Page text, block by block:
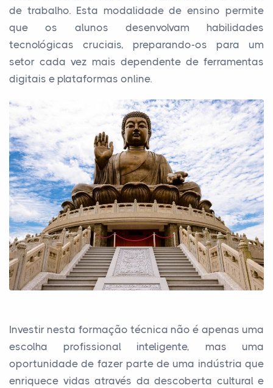
de trabalho. Esta modalidade de ensino permite
que os alunos desenvolvam habilidades
tecnológicas cruciais, preparando-os para um
setor cada vez mais dependente de ferramentas
digitais e plataformas online.
Investir nesta formação técnica não é apenas uma
escolha profissional inteligente, mas uma
oportunidade de fazer parte de uma indústria que
enriquece vidas através da descoberta cultural e